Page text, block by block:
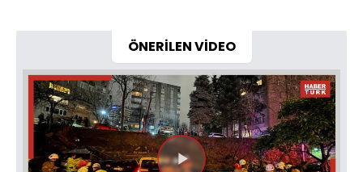
ÖNERİLEN VİDEO